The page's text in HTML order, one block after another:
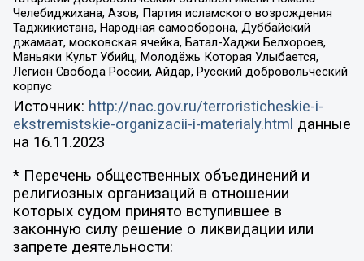
Челебиджихана, Азов, Партия исламского возрождения
Таджикистана, Народная самооборона, Дуббайский
джамаат, московская ячейка, Батал-Хаджи Белхороев,
Маньяки Культ Убийц, Молодёжь Которая Улыбается,
Легион Свобода России, Айдар, Русский добровольческий
корпус
Источник: http://nac.gov.ru/terroristicheskie-i-
ekstremistskie-organizacii-i-materialy.html данные
на 16.11.2023
* Перечень общественных объединений и
религиозных организаций в отношении
которых судом принято вступившее в
законную силу решение о ликвидации или
запрете деятельности: